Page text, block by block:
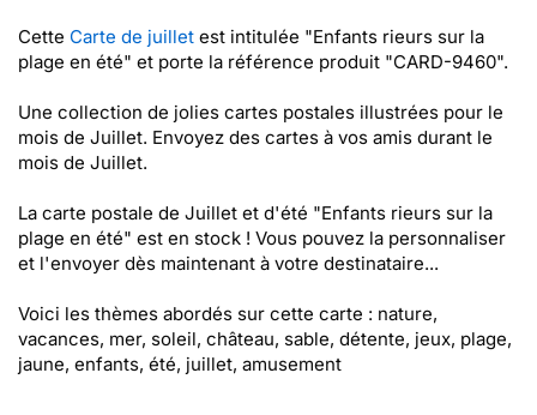
Cette Carte de juillet est intitulée "Enfants rieurs sur la
plage en été" et porte la référence produit "CARD-9460".
Une collection de jolies cartes postales illustrées pour le
mois de Juillet. Envoyez des cartes à vos amis durant le
mois de Juillet.
La carte postale de Juillet et d'été "Enfants rieurs sur la
plage en été" est en stock ! Vous pouvez la personnaliser
et l'envoyer dès maintenant à votre destinataire...
Voici les thèmes abordés sur cette carte : nature,
vacances, mer, soleil, château, sable, détente, jeux, plage,
jaune, enfants, été, juillet, amusement